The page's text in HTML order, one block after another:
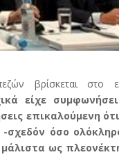
βρίσκεται στο
είχε
επικαλούμενη
-σχεδόν όσο
ως